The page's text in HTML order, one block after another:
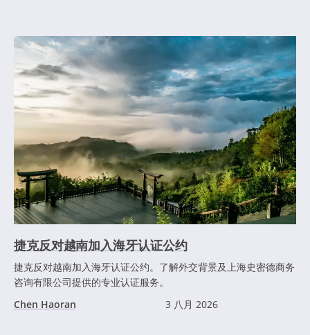
捷克反对越南加入海牙认证公约
捷克反对越南加入海牙认证公约。了解外交背景及上海史密德商务
咨询有限公司提供的专业认证服务。
Chen Haoran
3 八月 2026